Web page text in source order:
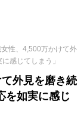
女性、4,500万かけて外
感じてしまう」
外見を磨き続
を如実に感じ